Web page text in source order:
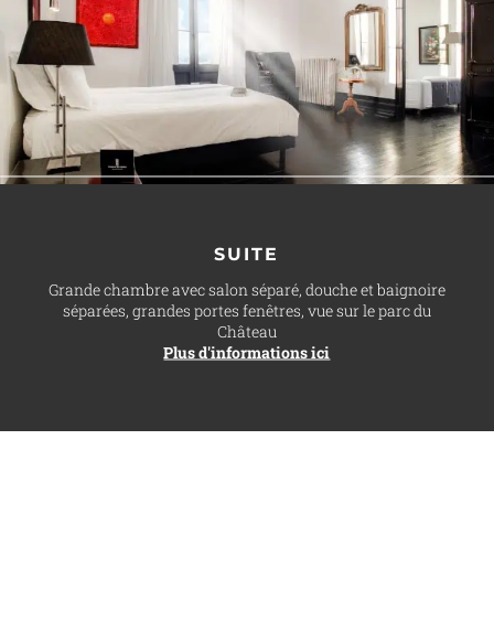
SUITE
Grande chambre avec salon séparé, douche et baignoire
séparées, grandes portes fenêtres, vue sur le parc du
Château
Plus d'informations ici